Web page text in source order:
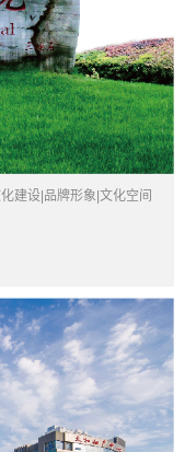
百年名院
建设|品牌形象|文化空间